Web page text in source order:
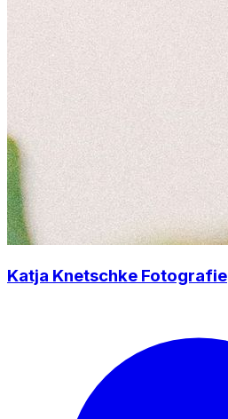
Katja Knetschke Fotografie